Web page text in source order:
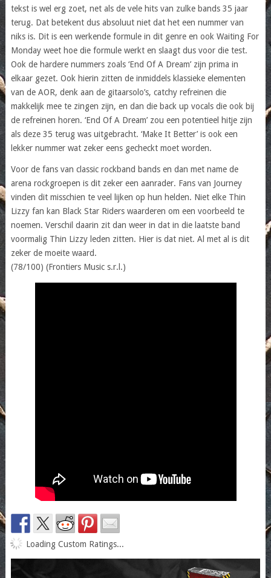
tekst is wel erg zoet, net als de vele hits van zulke bands 35 jaar
terug. Dat betekent dus absoluut niet dat het een nummer van
niks is. Dit is een werkende formule in dit genre en ook Waiting For
Monday weet hoe die formule werkt en slaagt dus voor die test.
Ook de hardere nummers zoals ‘End Of A Dream’ zijn prima in
elkaar gezet. Ook hierin zitten de inmiddels klassieke elementen
van de AOR, denk aan de gitaarsolo’s, catchy refreinen die
makkelijk mee te zingen zijn, en dan die back up vocals die ook bij
de refreinen horen. ‘End Of A Dream’ zou een potentieel hitje zijn
als deze 35 terug was uitgebracht. ‘Make It Better’ is ook een
lekker nummer wat zeker eens gecheckt moet worden.
Voor de fans van classic rockband bands en dan met name de
arena rockgroepen is dit zeker een aanrader. Fans van Journey
vinden dit misschien te veel lijken op hun helden. Niet elke Thin
Lizzy fan kan Black Star Riders waarderen om een voorbeeld te
noemen. Verschil daarin zit dan weer in dat in die laatste band
voormalig Thin Lizzy leden zitten. Hier is dat niet. Al met al is dit
zeker de moeite waard.
(78/100) (Frontiers Music s.r.l.)
Loading Custom Ratings...